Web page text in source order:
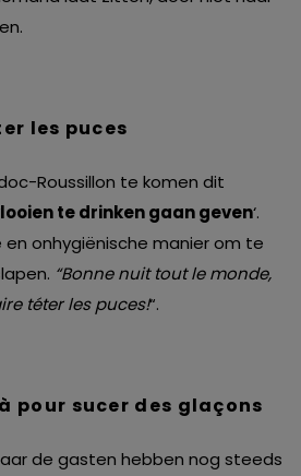
les puces
Roussillon te komen dit
te drinken gaan geven‘.
en onhygiënische manier om te
“Bonne nuit tout le monde,
téter les puces!“.
pour sucer des glaçons
de gasten hebben nog steeds